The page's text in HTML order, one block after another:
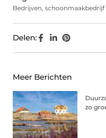
Bedrijven, schoonmaakbedrijf
Delen:
Meer Berichten
zo